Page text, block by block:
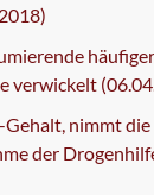
verwickelt
Gehalt, nimmt die
der